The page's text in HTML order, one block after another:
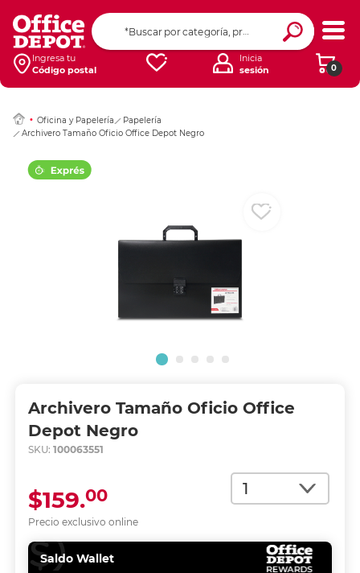
Ingresa tu
Código postal
0
Inicia
sesión
Oficina y Papelería
Papelería
Archivero Tamaño Oficio Office Depot Negro
Archivero Tamaño Oficio Office
Depot Negro
SKU: 100063551
Cantidad
Precio exclusivo online
$159.00
Saldo Wallet
Ingresar Codigo